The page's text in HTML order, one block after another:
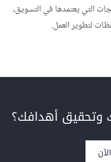
التي يعتمدها في التسويق،
لتطوير العمل.
وتحقيق أهدافك؟